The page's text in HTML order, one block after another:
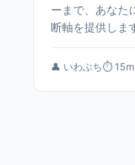
ーまで、あなた
断軸を提供しま
👤 いわぶち⏱️ 15m